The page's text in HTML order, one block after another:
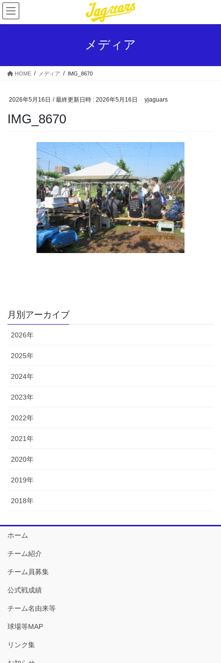
コ
ン
テ
ス
ナ
ビ
ゲ
ン
メディア
HOME メディア IMG_8670
2026年5月16日 / 最終更新日時 : 2026年5月16日 yjaguars
IMG_8670
月別アーカイブ
2026年
2025年
2024年
2023年
2022年
2021年
2020年
2019年
2018年
ホーム
チーム紹介
チーム員募集
公式戦成績
チーム名由来等
球場等MAP
リンク集